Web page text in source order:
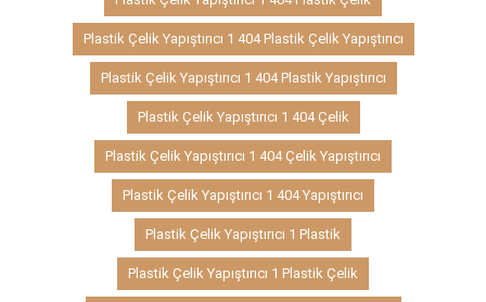
Plastik Çelik Yapıştırıcı 1 404 Plastik Çelik Yapıştırıcı
Plastik Çelik Yapıştırıcı 1 404 Plastik Yapıştırıcı
Plastik Çelik Yapıştırıcı 1 404 Çelik
Plastik Çelik Yapıştırıcı 1 404 Çelik Yapıştırıcı
Plastik Çelik Yapıştırıcı 1 404 Yapıştırıcı
Plastik Çelik Yapıştırıcı 1 Plastik
Plastik Çelik Yapıştırıcı 1 Plastik Çelik